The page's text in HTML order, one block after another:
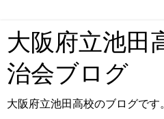
大阪府立池田
治会ブログ
大阪府立池田高校のブログです